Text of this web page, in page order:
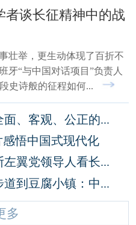
者谈长征精神中的战
壮举，更‌生动体现了百折不
牙“与中国对话项目”负责人
史诗般的征程如何...
、客观、公正的...
感悟中国式现代化
翼党领导人看长...
到豆腐小镇：中...
多